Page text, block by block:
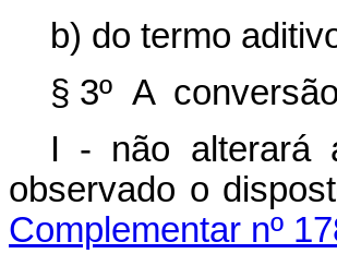
b) do termo
§ 3º A
I - não alterará
observado o
Complementar nº